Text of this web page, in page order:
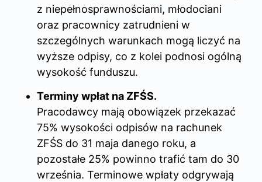
z niepełnosprawnościami, młodociani
oraz pracownicy zatrudnieni w
szczególnych warunkach mogą liczyć na
wyższe odpisy, co z kolei podnosi ogólną
wysokość funduszu.
Terminy wpłat na ZFŚS.
Pracodawcy mają obowiązek przekazać
75% wysokości odpisów na rachunek
ZFŚS do 31 maja danego roku, a
pozostałe 25% powinno trafić tam do 30
września. Terminowe wpłaty odgrywają